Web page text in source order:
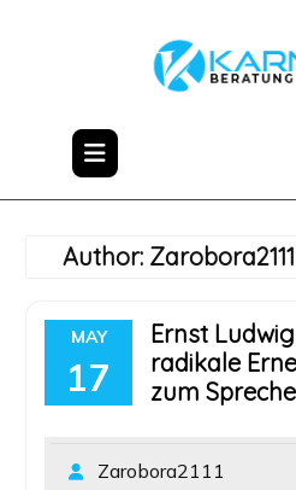
Author: Zarobora2111
MAY
17
Ernst
radikale
zum
Zarobora2111